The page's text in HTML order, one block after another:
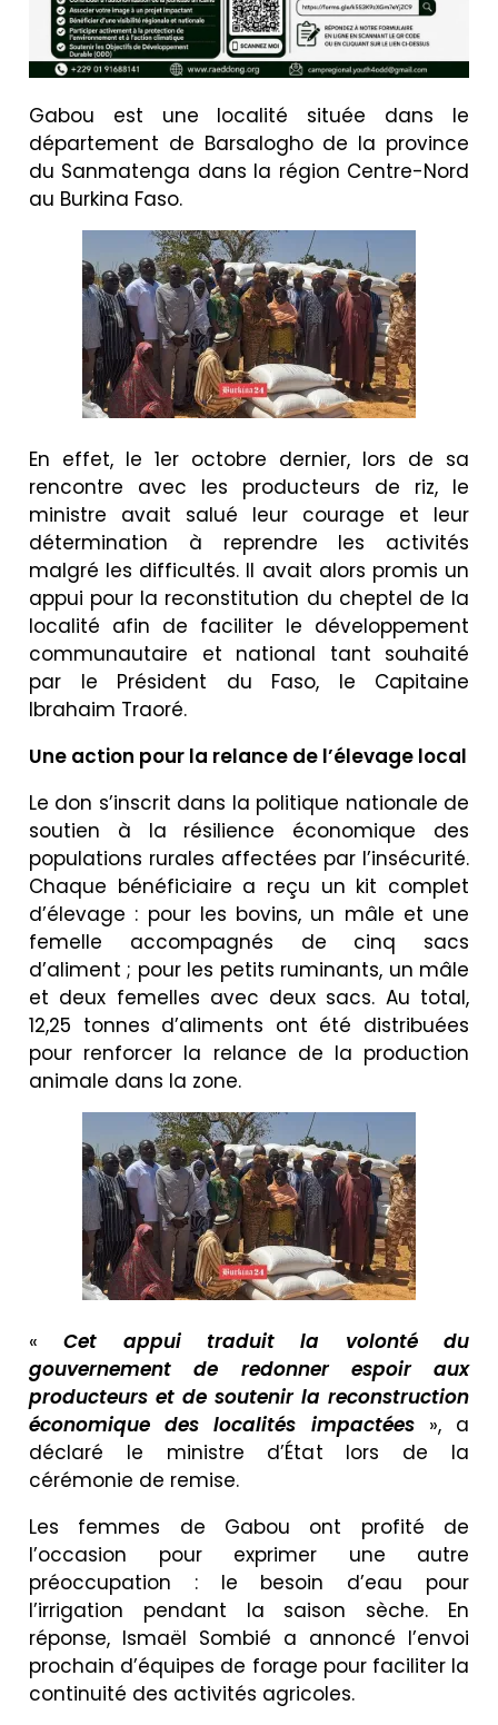
Gabou est une localité située dans le
département de Barsalogho de la province
du Sanmatenga dans la région Centre-Nord
au Burkina Faso.
En effet, le 1er octobre dernier, lors de sa
rencontre avec les producteurs de riz, le
ministre avait salué leur courage et leur
détermination à reprendre les activités
malgré les difficultés. Il avait alors promis un
appui pour la reconstitution du cheptel de la
localité afin de faciliter le développement
communautaire et national tant souhaité
par le Président du Faso, le Capitaine
Ibrahaim Traoré.
Une action pour la relance de l’élevage local
Le don s’inscrit dans la politique nationale de
soutien à la résilience économique des
populations rurales affectées par l’insécurité.
Chaque bénéficiaire a reçu un kit complet
d’élevage : pour les bovins, un mâle et une
femelle accompagnés de cinq sacs
d’aliment ; pour les petits ruminants, un mâle
et deux femelles avec deux sacs. Au total,
12,25 tonnes d’aliments ont été distribuées
pour renforcer la relance de la production
animale dans la zone.
«Cet appui traduit la volonté du
gouvernement de redonner espoir aux
producteurs et de soutenir la reconstruction
économique des localités impactées», a
déclaré le ministre d’État lors de la
cérémonie de remise.
Les femmes de Gabou ont profité de
l’occasion pour exprimer une autre
préoccupation : le besoin d’eau pour
l’irrigation pendant la saison sèche. En
réponse, Ismaël Sombié a annoncé l’envoi
prochain d’équipes de forage pour faciliter la
continuité des activités agricoles.